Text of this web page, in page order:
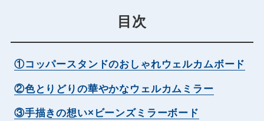
目次
①コッパースタンドのおしゃれウェルカムボード
②色とりどりの華やかなウェルカムミラー
③手描きの想い×ビーンズミラーボード